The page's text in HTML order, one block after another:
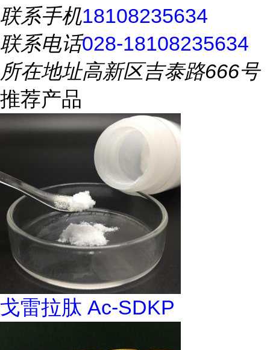
联系手机18108235634
联系电话028-18108235634
所在地址高新区吉泰路666号
推荐产品
戈雷拉肽 Ac-SDKP